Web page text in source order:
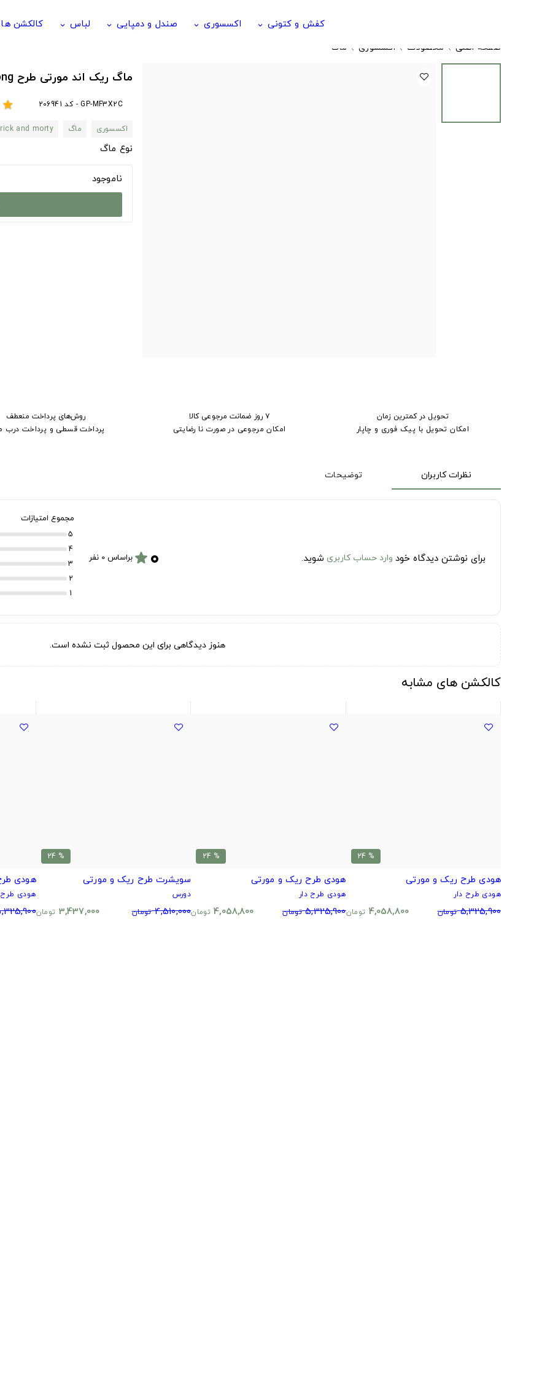
کفش و کتونی keyboard_arrow_down اکسسوری keyboard_arrow_down صندل و دمپایی keyboard_arrow_down لباس keyboard_arrow_down کالکشن ها
صفحه اصلی محصولات اکسسوری ماگ
ماگ ریک اند مورتی طرح Pickle Rick - Dr. Wong
GP-MF3X2C - کد 206941 star
اکسسوری
ماگ rick and morty
نوع ماگ
ناموجود
تحویل در کمترین زمان
امکان تحویل با پیک فوری و چاپار
۷ روز ضمانت مرجوعی کالا
امکان مرجوعی در صورت نا رضایتی
روش‌های پرداخت منعطف
پرداخت قسطی و پرداخت درب
نظرات کاربران توضیحات
برای نوشتن دیدگاه خود وارد حساب کاربری شوید. ۰ starبراساس 0 نفر
مجموع امتیازات
5
4
3
2
1
هنوز دیدگاهی برای این محصول ثبت نشده است.
کالکشن های مشابه
% 24
هودی طرح ریک و مورتی
هودی طرح دار
5,325,900 تومان 4,058,800 تومان
% 24
هودی طرح ریک و مورتی
هودی طرح دار
5,325,900 تومان 4,058,800 تومان
% 24
سویشرت طرح ریک و مورتی
دورس
4,510,000 تومان 3,437,000 تومان
هودی
هودی طرح